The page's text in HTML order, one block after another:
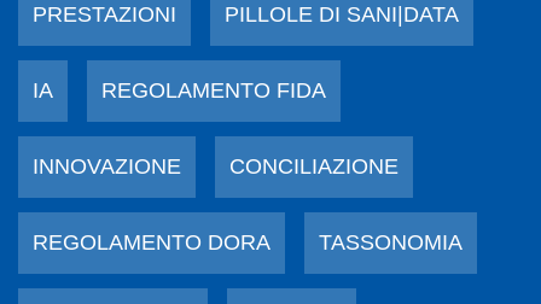
PRESTAZIONI PILLOLE DI SANI|DATA
IA REGOLAMENTO FIDA
INNOVAZIONE CONCILIAZIONE
REGOLAMENTO DORA TASSONOMIA